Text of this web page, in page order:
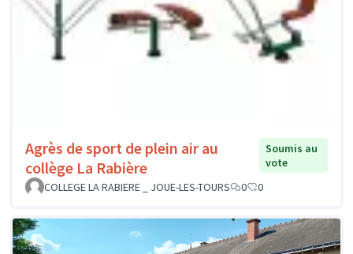
Agrès de sport de plein air au
collège La Rabière
Soumis au
vote
COLLEGE LA RABIERE _ JOUE-LES-TOURS
0 0